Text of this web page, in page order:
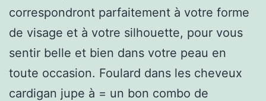
correspondront parfaitement à votre forme
de visage et à votre silhouette, pour vous
sentir belle et bien dans votre peau en
toute occasion. Foulard dans les cheveux
cardigan jupe à = un bon combo de